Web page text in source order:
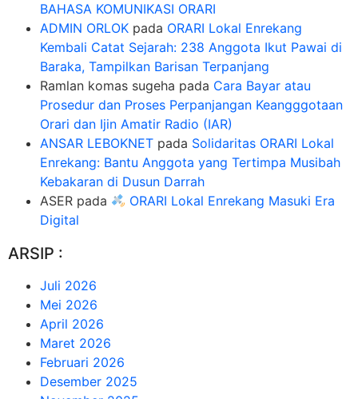
BAHASA KOMUNIKASI ORARI
ADMIN ORLOK pada ORARI Lokal Enrekang
Kembali Catat Sejarah: 238 Anggota Ikut Pawai di
Baraka, Tampilkan Barisan Terpanjang
Ramlan komas sugeha pada Cara Bayar atau
Prosedur dan Proses Perpanjangan Keangggotaan
Orari dan Ijin Amatir Radio (IAR)
ANSAR LEBOKNET pada Solidaritas ORARI Lokal
Enrekang: Bantu Anggota yang Tertimpa Musibah
Kebakaran di Dusun Darrah
ASER pada
ORARI Lokal Enrekang Masuki Era
Digital
ARSIP :
Juli 2026
Mei 2026
April 2026
Maret 2026
Februari 2026
Desember 2025